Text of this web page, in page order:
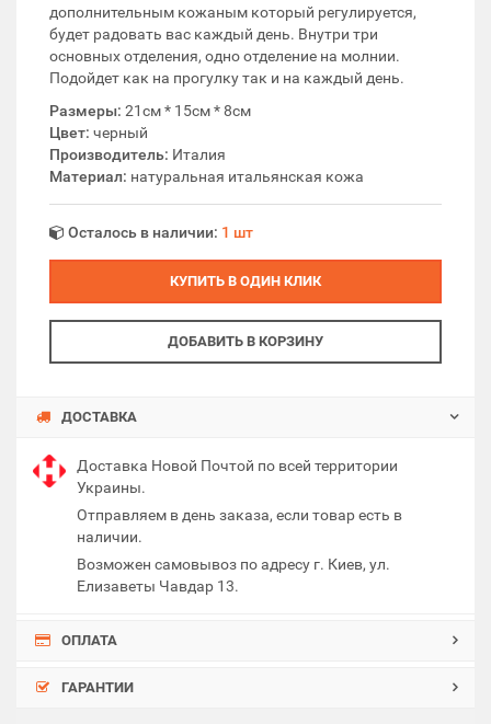
дополнительным кожаным который регулируется,
будет радовать вас каждый день. Внутри три
основных отделения, одно отделение на молнии.
Подойдет как на прогулку так и на каждый день.
Размеры: 21см * 15см * 8см
Цвет: черный
Производитель: Италия
Материал: натуральная итальянская кожа
Осталось в наличии: 1 шт
КУПИТЬ В ОДИН КЛИК
ДОБАВИТЬ В КОРЗИНУ
ДОСТАВКА
Доставка Новой Почтой по всей территории
Украины.
Отправляем в день заказа, если товар есть в
наличии.
Возможен самовывоз по адресу г. Киев, ул.
Елизаветы Чавдар 13.
ОПЛАТА
ГАРАНТИИ